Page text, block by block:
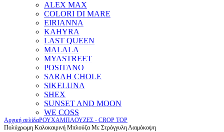
ALEX MAX
COLORI DI MARE
EIRIANNA
KAHYRA
LAST QUEEN
MALALA
MYASTREET
POSITANO
SARAH CHOLE
SIKELUNA
SHEX
SUNSET AND MOON
WE COSS
Αρχική σελίδαΡΟΥΧΑΜΠΛΟΥΖΕΣ - CROP TOP
Πολύχρωμη Καλοκαιρινή Μπλούζα Με Στρόγγυλη Λαιμόκοψη